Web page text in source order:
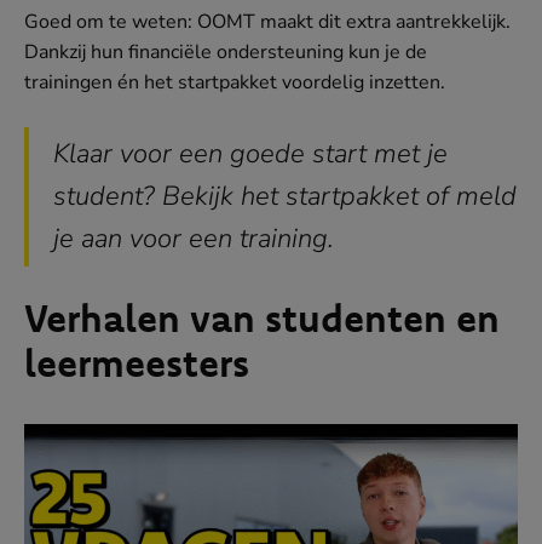
Goed om te weten: OOMT maakt dit extra aantrekkelijk.
Dankzij hun financiële ondersteuning kun je de
trainingen én het startpakket voordelig inzetten.
Klaar voor een goede start met je
student? Bekijk het startpakket of meld
je aan voor een training.
Verhalen van studenten en
leermeesters